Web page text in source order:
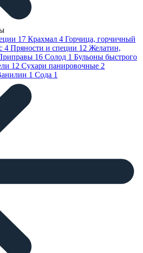
17 Крахмал 4 Горчица, горчичный
4 Пряности и специи 12 Желатин,
16 Солод 1 Бульоны быстрого
12 Сухари панировочные 2
1 Сода 1